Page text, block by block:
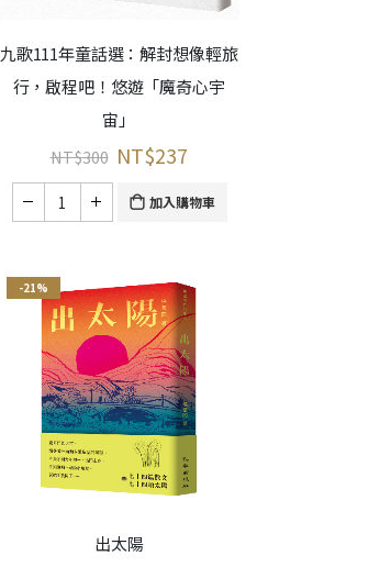
九歌111年童話選：解封想像輕旅
行，啟程吧！悠遊「魔奇心宇
宙」
NT$300 NT$237
加入購物車
-21%
出太陽